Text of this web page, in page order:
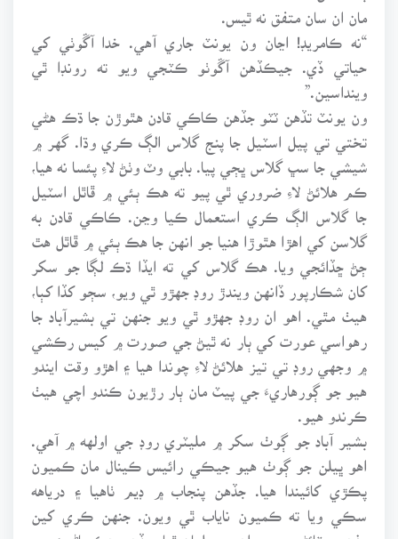
مان ان سان متفق نه ٿيس.
“نه ڪامريڊ! اڃان ون يونٽ جاري آهي. خدا آڱوٺي کي
حياتي ڏي. جيڪڏهن آڱوٺو ڪٽجي ويو ته رونڊا ٿي
وينداسين.”
ون يونٽ تڏهن ٽٽو جڏهن ڪاڪي قادن هٿوڙن جا ڌڪ هڻي
تختي تي پيل اسٽيل جا پنج گلاس الڳ ڪري وڌا. گهر ۾
شيشي جا سڀ گلاس ڀڄي پيا. بابي وٽ وٺڻ لاءِ پئسا نه هيا،
ڪم هلائڻ لاءِ ضروري ٿي پيو ته هڪ ٻئي ۾ ڦاٿل اسٽيل
جا گلاس الڳ ڪري استعمال ڪيا وڃن. ڪاڪي قادن به
گلاسن کي اهڙا هٿوڙا هنيا جو انهن جا هڪ ٻئي ۾ ڦاٿل هٿ
ڄڻ ڇڏائجي ويا. هڪ گلاس کي ته ايڏا ڌڪ لڳا جو سکر
کان شڪارپور ڏانهن ويندڙ روڊ جهڙو ٿي ويو، سڄو کڏا کٻا،
هيٺ مٿي. اهو ان روڊ جهڙو ٿي ويو جنهن تي بشيرآباد جا
رهواسي عورت کي ٻار نه ٿيڻ جي صورت ۾ کيس رڪشي
۾ وجهي روڊ تي تيز هلائڻ لاءِ چوندا هيا ۽ اهڙو وقت ايندو
هيو جو ڳورهاريءَ جي پيٽ مان ٻار رڙيون ڪندو اچي هيٺ
بشير آباد جو ڳوٺ سکر ۾ مليٽري روڊ جي اولهه ۾ آهي.
اهو ڀيلن جو ڳوٺ هيو جيڪي رائيس ڪينال مان ڪميون
پڪڙي کائيندا هيا. جڏهن پنجاب ۾ ڊيم ٺاهيا ۽ درياهه
سڪي ويا ته ڪميون ناياب ٿي ويون. جنهن ڪري کين
مذهب مٽائڻو پيو ۽ اهي مسلمان ٿيا. جڏهن هڪ پاڻيءَ جي